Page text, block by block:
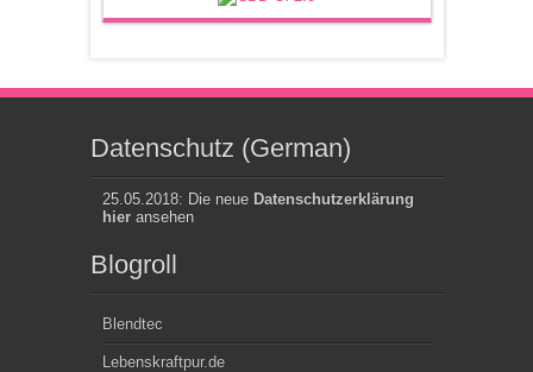
Datenschutz (German)
25.05.2018: Die neue Datenschutzerklärung
hieransehen
Blogroll
Blendtec
Lebenskraftpur.de